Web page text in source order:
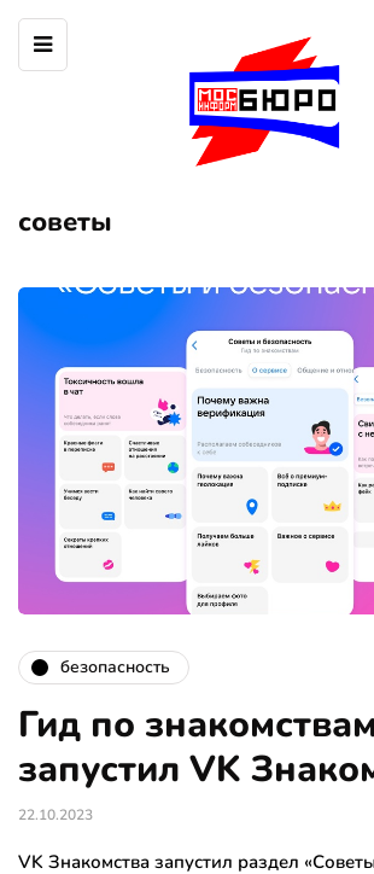
советы
безопасность
Гид по знакомствам
запустил VK
22.10.2023
VK Знакомства запустил раздел